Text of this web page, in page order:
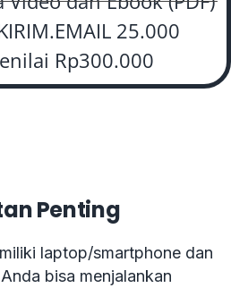
25.000
Rp300.000
Penting
laptop/smartphone dan
bisa menjalankan